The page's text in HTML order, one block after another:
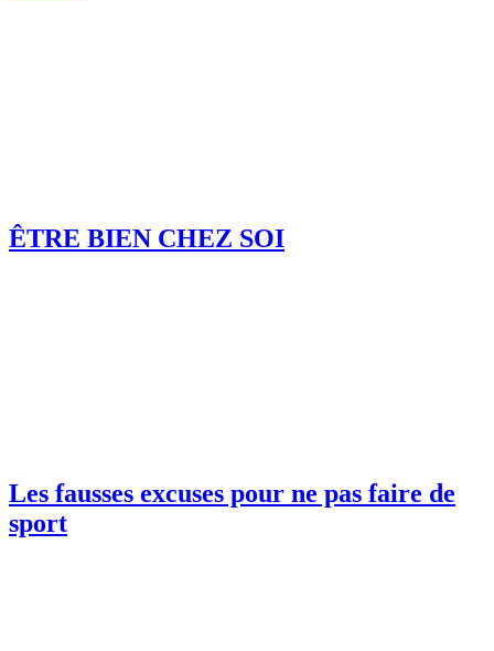
ÊTRE BIEN CHEZ SOI
Les fausses excuses pour ne pas faire de
sport